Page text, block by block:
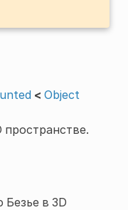
< Object
в 3D